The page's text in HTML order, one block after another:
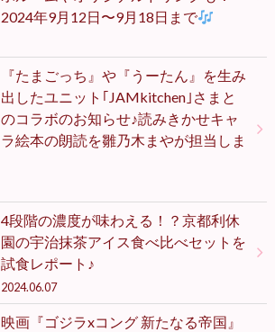
2024年9月12日〜9月18日まで
『たまごっち』や『うーたん』を生み
出したユニット｢JAMkitchen｣さまと
のコラボのお知らせ♪読みきかせキャ
ラ絵本の朗読を雛乃木まやが担当しま
4段階の濃度が味わえる！？京都利休
園の宇治抹茶アイス食べ比べセットを
試食レポート♪
2024.06.07
映画『ゴジラxコング 新たなる帝国』